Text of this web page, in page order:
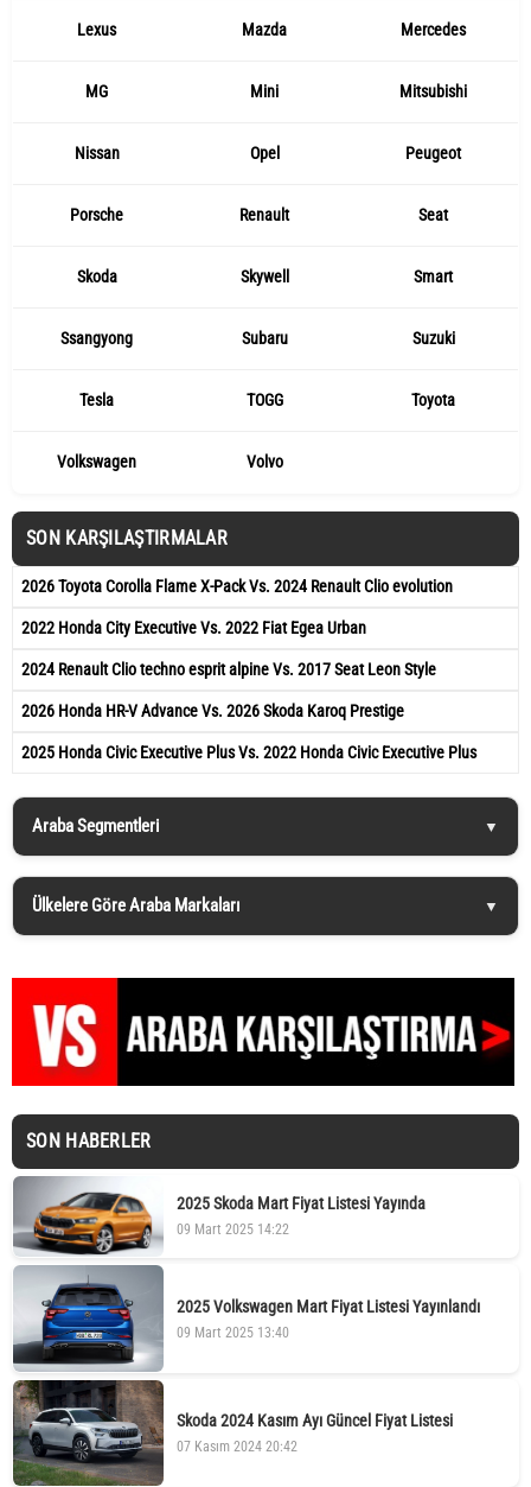
Lexus Mazda Mercedes
MG Mini Mitsubishi
Nissan Opel Peugeot
Porsche Renault Seat
Skoda Skywell Smart
Ssangyong Subaru Suzuki
Tesla TOGG Toyota
Volkswagen Volvo
SON KARŞILAŞTIRMALAR
2026 Toyota Corolla Flame X-Pack Vs. 2024 Renault Clio evolution
2022 Honda City Executive Vs. 2022 Fiat Egea Urban
2024 Renault Clio techno esprit alpine Vs. 2017 Seat Leon Style
2026 Honda HR-V Advance Vs. 2026 Skoda Karoq Prestige
2025 Honda Civic Executive Plus Vs. 2022 Honda Civic Executive Plus
Araba Segmentleri
Ülkelere Göre Araba Markaları
SON HABERLER
2025 Skoda Mart Fiyat Listesi Yayında
09 Mart 2025 14:22
2025 Volkswagen Mart Fiyat Listesi Yayınlandı
09 Mart 2025 13:40
Skoda 2024 Kasım Ayı Güncel Fiyat Listesi
07 Kasım 2024 20:42